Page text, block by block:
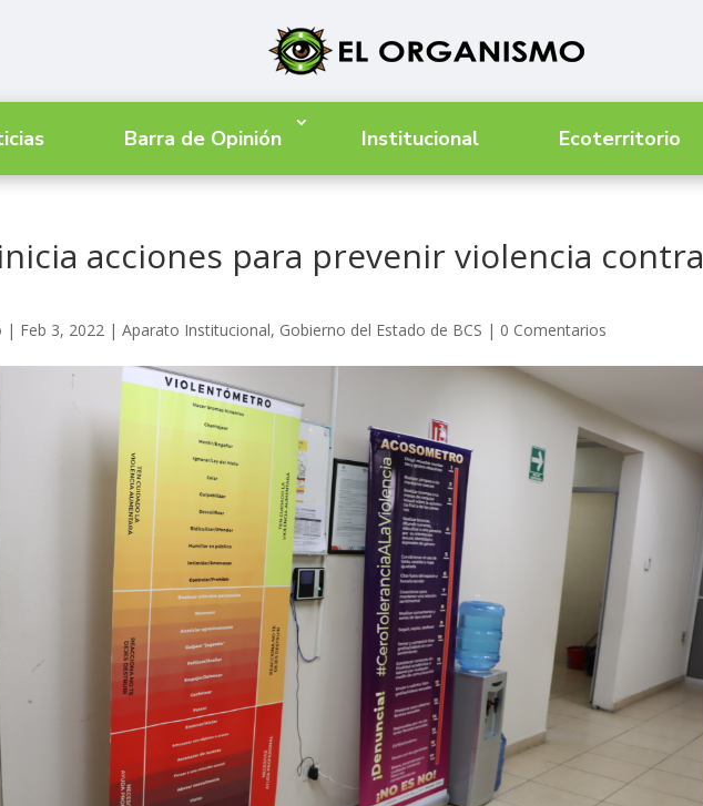
Barra de Opinión Institucional Ecoterritorio
inicia acciones para prevenir violencia contra
| Feb 3, 2022 |Aparato Institucional, Gobierno del Estado de BCS | 0 Comentarios